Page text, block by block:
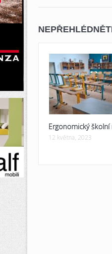
Ergonomický školní
12 května, 2023